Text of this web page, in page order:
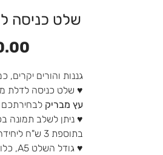
שלט כניסה
גננות והורים
♥ שלט כניסה לדלת
עץ מבריק לבחירתכם
♥ ניתן לשלב תמונה
בתוספת 3 ש"ח ליחידה
♥ גודל השלט A5, כלומר 15x20 ס"מ